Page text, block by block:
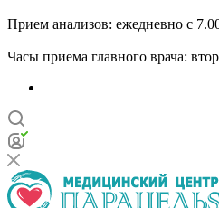
Прием анализов: ежедневно с
Часы приема главного врача: